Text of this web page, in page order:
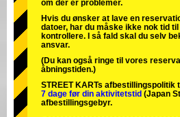
om der er problemer.
Hvis du ønsker at lave en
datoer, har du måske ikke nok tid
kontrollere. I så fald skal du selv
ansvar.
(Du kan også ringe til vores
åbningstiden.)
STREET KARTs afbestillingspolitik
7 dage før din aktivitetstid (Japan
afbestillingsgebyr.